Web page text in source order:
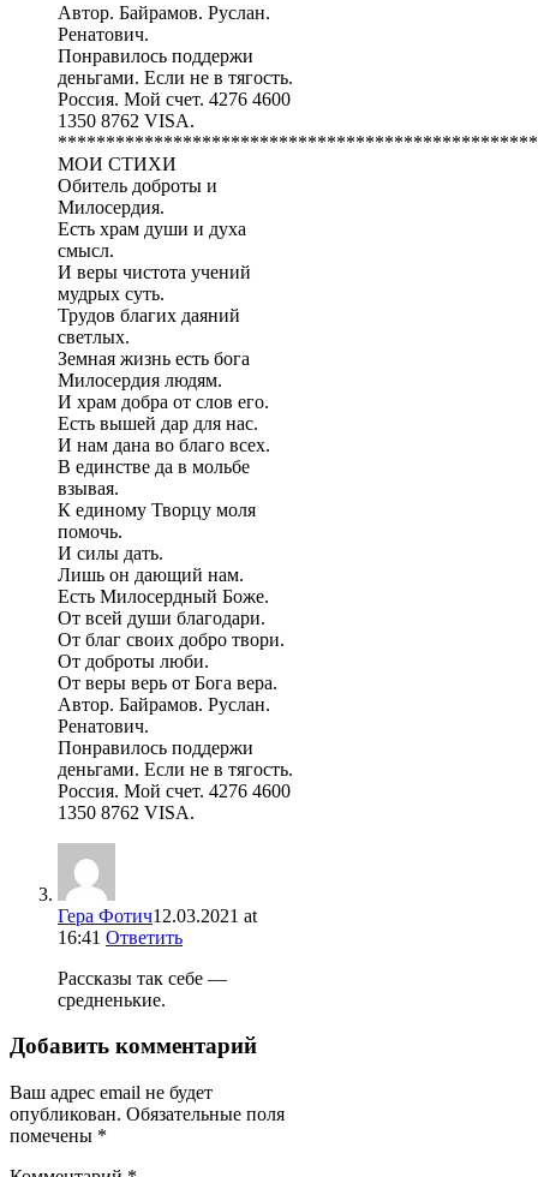
Автор. Байрамов. Руслан.
Ренатович.
Понравилось поддержи
деньгами. Если не в тягость.
Россия. Мой счет. 4276 4600
1350 8762 VISA.
МОИ СТИХИ
Обитель доброты и
Милосердия.
Есть храм души и духа
смысл.
И веры чистота учений
мудрых суть.
Трудов благих даяний
светлых.
Земная жизнь есть бога
Милосердия людям.
И храм добра от слов его.
Есть вышей дар для нас.
И нам дана во благо всех.
В единстве да в мольбе
взывая.
К единому Творцу моля
помочь.
И силы дать.
Лишь он дающий нам.
Есть Милосердный Боже.
От всей души благодари.
От благ своих добро твори.
От доброты люби.
От веры верь от Бога вера.
Автор. Байрамов. Руслан.
Ренатович.
Понравилось поддержи
деньгами. Если не в тягость.
Россия. Мой счет. 4276 4600
1350 8762 VISA.
Гера Фотич12.03.2021 at
16:41 Ответить
Рассказы так себе —
средненькие.
Добавить комментарий
Ваш адрес email не будет
опубликован. Обязательные поля
помечены *